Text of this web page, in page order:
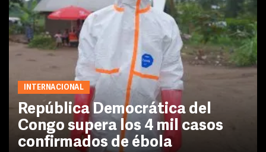
INTERNACIONAL
República Democrática del
Congo supera los 4 mil casos
confirmados de ébola